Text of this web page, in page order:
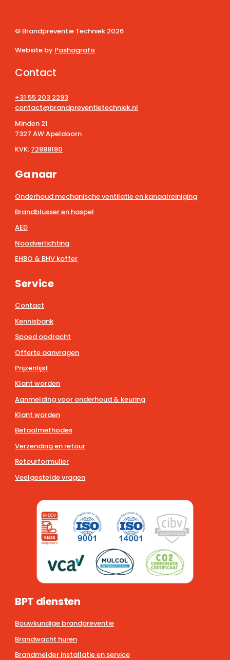
© Brandpreventie Techniek 2026
Website by Pashagrafix
Contact
+31 55 203 2293
contact@brandpreventietechniek.nl
Minden 21
7327 AW Apeldoorn
KVK: 72888180
Ga naar
Onderhoud mechanische ventilatie en kanaalreiniging
Brandblusser en haspel
AED
Noodverlichting
EHBO & BHV koffer
Service
Contact
Kennisbank
Spoed opdracht
Offerte aanvragen
Prijzenlijst
Klant worden
Aanmelding voor onderhoud & keuring
Klant worden
Betaalmethodes
Verzending en retour
Retourformulier
Veelgestelde vragen
BPT diensten
Bouwkundige brandpreventie
Brandwacht huren
Brandmelder installatie en service